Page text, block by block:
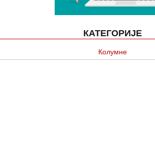
КАТЕГОРИЈЕ
Колумне